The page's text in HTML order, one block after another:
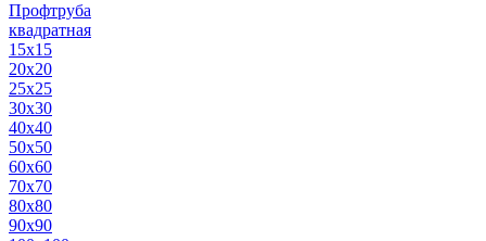
Профтруба
квадратная
15х15
20х20
25х25
30х30
40х40
50х50
60х60
70х70
80х80
90х90